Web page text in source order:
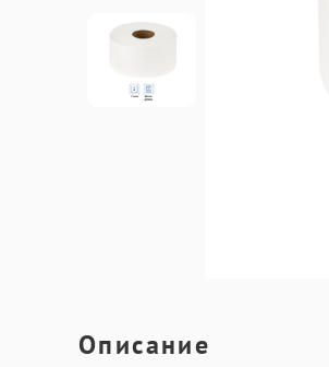
Описание